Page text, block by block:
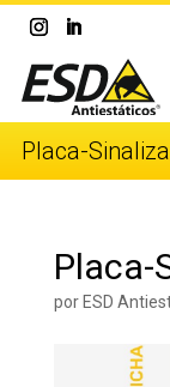
Placa-
Placa-
porESD